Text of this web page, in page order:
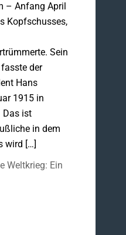
– Anfang April
Kopfschusses,
Sein
der
Hans
1915 in
Das ist
in dem
wird […]
Weltkrieg: Ein